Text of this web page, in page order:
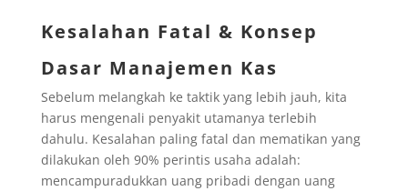
Kesalahan Fatal & Konsep
Dasar Manajemen Kas
Sebelum melangkah ke taktik yang lebih jauh, kita
harus mengenali penyakit utamanya terlebih
dahulu. Kesalahan paling fatal dan mematikan yang
dilakukan oleh 90% perintis usaha adalah:
mencampuradukkan uang pribadi dengan uang